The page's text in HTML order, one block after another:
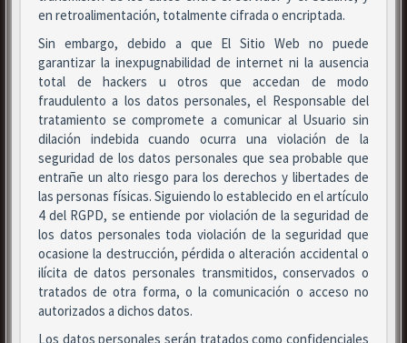
en retroalimentación, totalmente cifrada o encriptada.
Sin embargo, debido a que El Sitio Web no puede
garantizar la inexpugnabilidad de internet ni la ausencia
total de hackers u otros que accedan de modo
fraudulento a los datos personales, el Responsable del
tratamiento se compromete a comunicar al Usuario sin
dilación indebida cuando ocurra una violación de la
seguridad de los datos personales que sea probable que
entrañe un alto riesgo para los derechos y libertades de
las personas físicas. Siguiendo lo establecido en el artículo
4 del RGPD, se entiende por violación de la seguridad de
los datos personales toda violación de la seguridad que
ocasione la destrucción, pérdida o alteración accidental o
ilícita de datos personales transmitidos, conservados o
tratados de otra forma, o la comunicación o acceso no
autorizados a dichos datos.
Los datos personales serán tratados como confidenciales